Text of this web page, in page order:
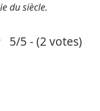
du siècle.
5/5 - (2 votes)